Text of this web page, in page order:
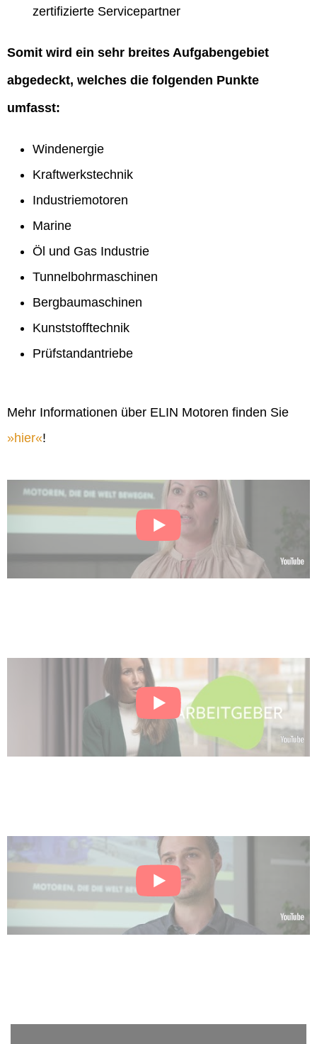
zertifizierte Servicepartner
Somit wird ein sehr breites Aufgabengebiet
abgedeckt, welches die folgenden Punkte
umfasst:
Windenergie
Kraftwerkstechnik
Industriemotoren
Marine
Öl und Gas Industrie
Tunnelbohrmaschinen
Bergbaumaschinen
Kunststofftechnik
Prüfstandantriebe
Mehr Informationen über ELIN Motoren finden Sie
hier !